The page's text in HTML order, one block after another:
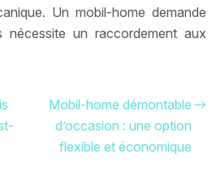
Un mobil-home demande
nécessite un raccordement aux
Mobil-home démontable
d’occasion : une option
flexible et économique